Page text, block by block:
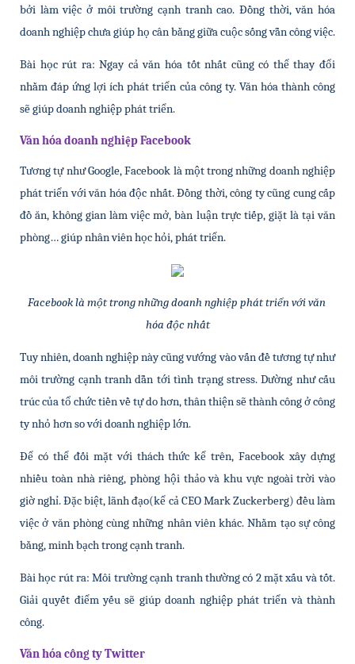
bởi làm việc ở môi trường cạnh tranh cao. Đồng thời, văn hóa
doanh nghiệp chưa giúp họ cân bằng giữa cuộc sống vẫn công việc.
Bài học rút ra: Ngay cả văn hóa tốt nhất cũng có thể thay đổi
nhằm đáp ứng lợi ích phát triển của công ty. Văn hóa thành công
sẽ giúp doanh nghiệp phát triển.
Văn hóa doanh nghiệp Facebook
Tương tự như Google, Facebook là một trong những doanh nghiệp
phát triển với văn hóa độc nhất. Đồng thời, công ty cũng cung cấp
đồ ăn, không gian làm việc mở, bàn luận trực tiếp, giặt là tại văn
phòng… giúp nhân viên học hỏi, phát triển.
Facebook là một trong những doanh nghiệp phát triển với văn
hóa độc nhất
Tuy nhiên, doanh nghiệp này cũng vướng vào vấn đề tương tự như
môi trường cạnh tranh dẫn tới tình trạng stress. Dường như cấu
trúc của tổ chức tiền về tự do hơn, thân thiện sẽ thành công ở công
ty nhỏ hơn so với doanh nghiệp lớn.
Để có thể đối mặt với thách thức kể trên, Facebook xây dựng
nhiều toàn nhà riêng, phòng hội thảo và khu vực ngoài trời vào
giờ nghỉ. Đặc biệt, lãnh đạo(kể cả CEO Mark Zuckerberg) đều làm
việc ở văn phòng cùng những nhân viên khác. Nhằm tạo sự công
bằng, minh bạch trong cạnh tranh.
Bài học rút ra: Môi trường cạnh tranh thường có 2 mặt xấu và tốt.
Giải quyết điểm yếu sẽ giúp doanh nghiệp phát triển và thành
công.
Văn hóa công ty Twitter